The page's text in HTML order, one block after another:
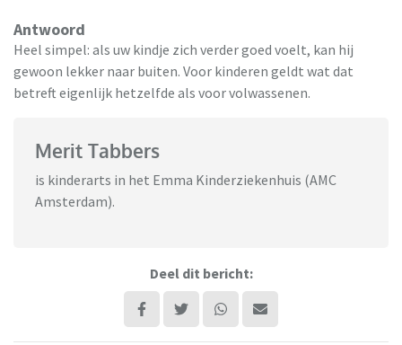
Antwoord
Heel simpel: als uw kindje zich verder goed voelt, kan hij
gewoon lekker naar buiten. Voor kinderen geldt wat dat
betreft eigenlijk hetzelfde als voor volwassenen.
Merit Tabbers
is kinderarts in het Emma Kinderziekenhuis (AMC
Amsterdam).
Deel dit bericht: